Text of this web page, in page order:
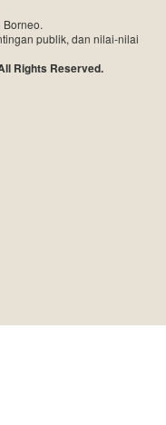
publik, dan nilai-nilai
Rights Reserved.